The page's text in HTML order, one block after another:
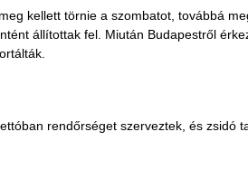
kellett törnie a szombatot, továbbá
állítottak fel. Miután Budapestről
rendőrséget szerveztek, és zsidó